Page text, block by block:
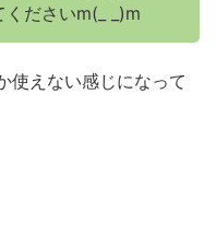
ださいm(_ _)m
使えない感じになって